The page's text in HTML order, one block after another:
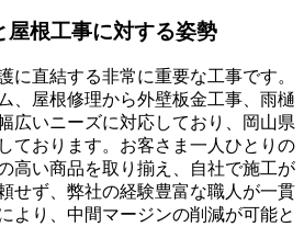
屋根工事に対する姿勢
に直結する非常に重要な工事です。
、屋根修理から外壁板金工事、雨樋
広いニーズに対応しており、岡山県
ております。お客さま一人ひとりの
高い商品を取り揃え、自社で施工が
せず、弊社の経験豊富な職人が一貫
より、中間マージンの削減が可能と